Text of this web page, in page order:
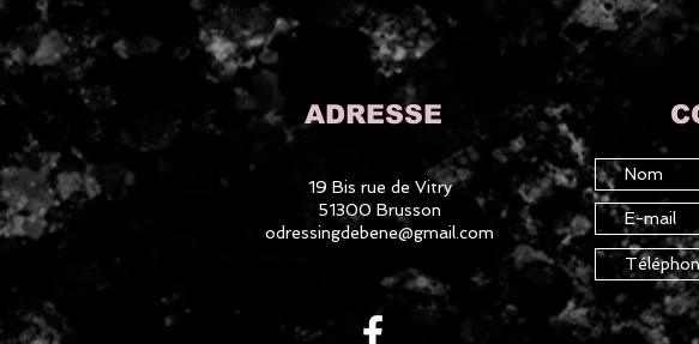
ADRESSE
19 Bis rue de Vitry
51300 Brusson
odressingdebene@gmail.com